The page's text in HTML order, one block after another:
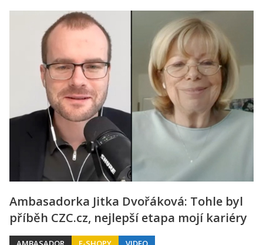
Ambasadorka Jitka Dvořáková: Tohle byl
příběh CZC.cz, nejlepší etapa mojí kariéry